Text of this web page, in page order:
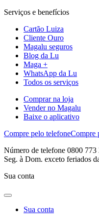
Serviços e benefícios
Cartão Luiza
Cliente Ouro
Magalu seguros
Blog da Lu
Maga +
WhatsApp da Lu
Todos os serviços
Comprar na loja
Vender no Magalu
Baixe o aplicativo
Compre pelo telefoneCompre
Número de telefone 0800 773
Seg. à Dom. exceto feriados
Sua conta
Sua conta